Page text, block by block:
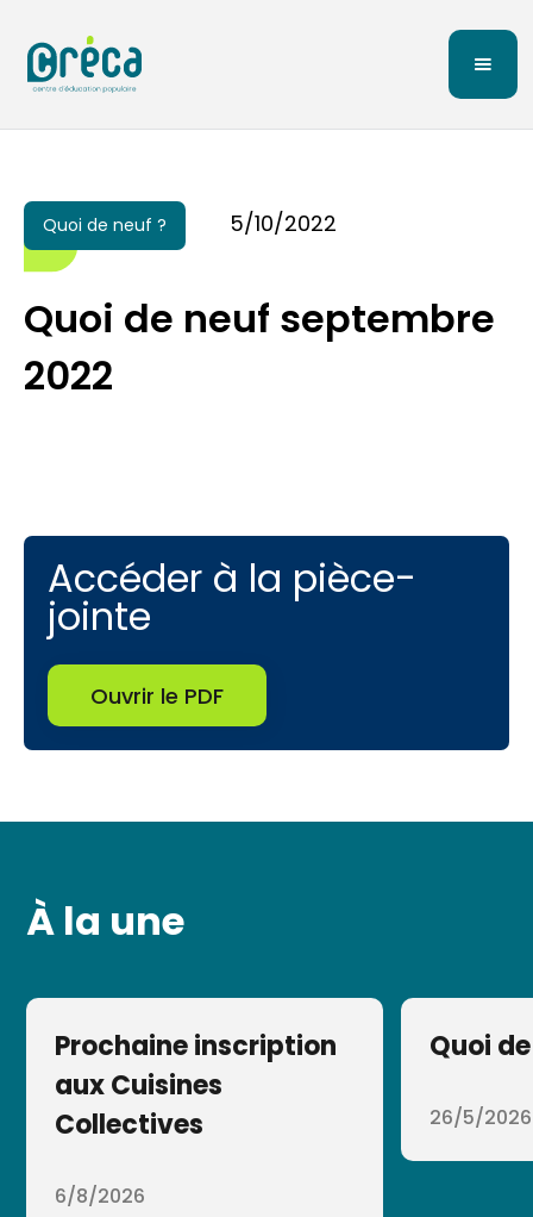
Quoi de neuf ? 5/10/2022
Quoi de neuf septembre
2022
Accéder à la pièce-
jointe
Ouvrir le PDF
À la une
Prochaine inscription
aux Cuisines
Collectives
6/8/2026
Quoi
26/5/2026